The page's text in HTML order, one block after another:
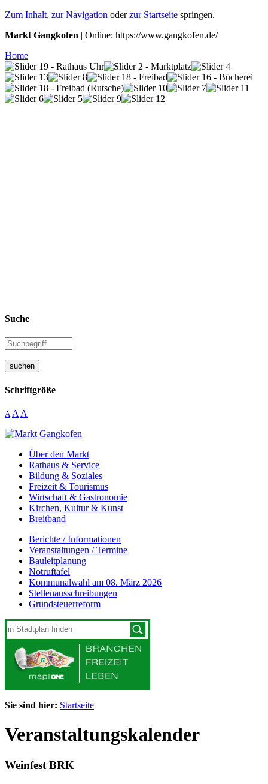
Zum Inhalt, zur Navigation oderzur Startseite springen.
Markt Gangkofen | Online: https://www.gangkofen.de/
Home
Suche
suchen
Schriftgröße
A A A
Über den Markt
Rathaus & Service
Bildung & Soziales
Freizeit & Tourismus
Wirtschaft & Gastronomie
Kirchen, Kultur & Kunst
Breitband
Berichte / Informationen
Veranstaltungen / Termine
Bauleitplanung
Notruftafel
Kommunalwahl am 08. März 2026
Stellenausschreibungen
Grundsteuerreform
Sie sind hier: Startseite
Veranstaltungskalender
Weinfest BRK